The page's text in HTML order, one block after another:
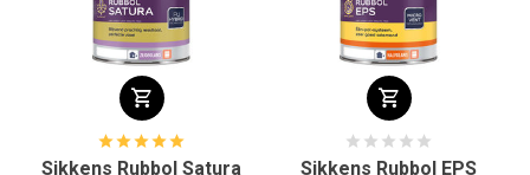
Sikkens Rubbol Satura Sikkens Rubbol EPS